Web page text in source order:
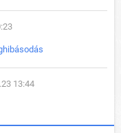
13:44